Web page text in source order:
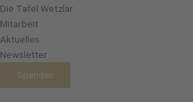
Die Tafel Wetzlar
Mitarbeit
Aktuelles
Newsletter
Spenden